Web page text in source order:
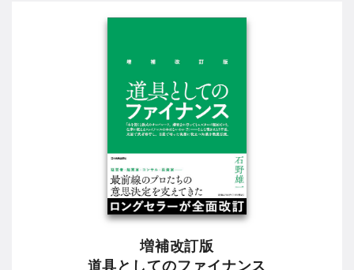
増補改訂版
道具としてのファイナンス